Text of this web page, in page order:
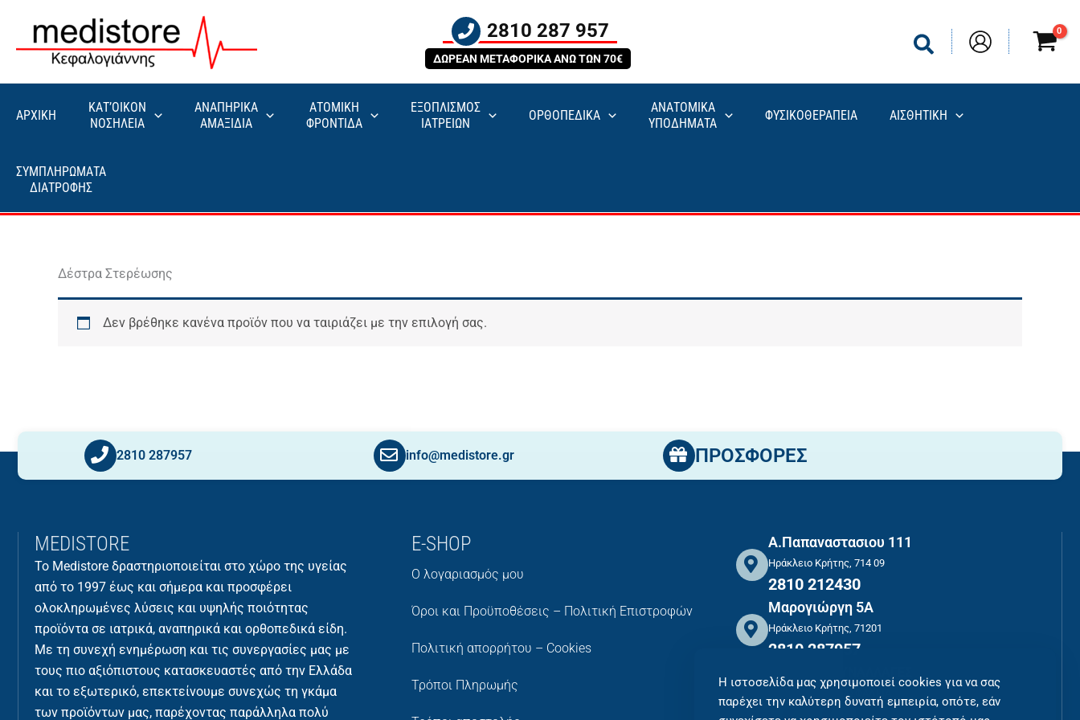
περιεχόμενο
2810 287 957
ΔΩΡΕΑΝ ΜΕΤΑΦΟΡΙΚΑ ΑΝΩ ΤΩΝ 70€
ΑΡΧΙΚΗ
ΚΑΤ’ΟΙΚΟΝ
ΝΟΣΗΛΕΙΑ
ΑΝΑΠΗΡΙΚΑ
ΑΜΑΞΙΔΙΑ
ΑΤΟΜΙΚΗ
ΦΡΟΝΤΙΔΑ
ΕΞΟΠΛΙΣΜΟΣ
ΙΑΤΡΕΙΩΝ
ΟΡΘΟΠΕΔΙΚΑ
ΑΝΑΤΟΜΙΚΑ
ΥΠΟΔΗΜΑΤΑ
ΦΥΣΙΚΟΘΕΡΑΠΕΙΑ ΑΙΣΘΗΤΙΚΗ
ΣΥΜΠΛΗΡΩΜΑΤΑ
ΔΙΑΤΡΟΦΗΣ
Δέστρα Στερέωσης
Δεν βρέθηκε κανένα προϊόν που να ταιριάζει με την επιλογή σας.
2810 287957 info@medistore.gr ΠΡΟΣΦΟΡΕΣ
MEDISTORE
Το Medistore δραστηριοποιείται στο χώρο της υγείας
από το 1997 έως και σήμερα και προσφέρει
ολοκληρωμένες λύσεις και υψηλής ποιότητας
προϊόντα σε ιατρικά, αναπηρικά και ορθοπεδικά είδη.
Με τη συνεχή ενημέρωση και τις συνεργασίες μας με
τους πιο αξιόπιστους κατασκευαστές από την Ελλάδα
και το εξωτερικό, επεκτείνουμε συνεχώς τη γκάμα
των προϊόντων μας, παρέχοντας παράλληλα πολύ
E-SHOP
Ο λογαριασμός μου
Όροι και Προϋποθέσεις – Πολιτική Επιστροφών
Πολιτική απορρήτου – Cookies
Τρόποι Πληρωμής
Α.Παπαναστασιου 111
Ηράκλειο Κρήτης, 714 09
2810 212430
Μαρογιώργη 5Α
Ηράκλειο Κρήτης, 71201
2810 287957
ΠΛΗΡΩΜΕΣ ΜΕ ΑΣΦΑΛΕΙΑ
Η ιστοσελίδα μας χρησιμοποιεί cookies για να σας
παρέχει την καλύτερη δυνατή εμπειρία, οπότε, εάν